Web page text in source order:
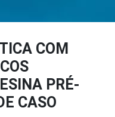
COM
PRÉ-
CASO